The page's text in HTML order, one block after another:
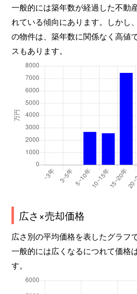
一般的には築年数が経過した不動
れている傾向にあります。しかし
の物件は、築年数に関係なく高値
スもあります。
広さ×売却価格
広さ別の平均価格を表したグラフで
一般的には広くなるにつれて価格
す。